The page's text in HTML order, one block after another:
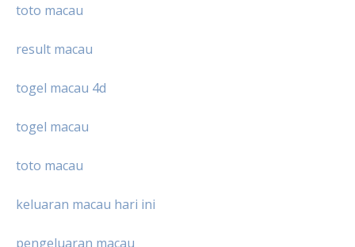
toto macau
result macau
togel macau 4d
togel macau
toto macau
keluaran macau hari ini
pengeluaran macau